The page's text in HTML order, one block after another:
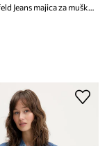
Karl Lagerfeld Jeans majica za muškarce od pamuka